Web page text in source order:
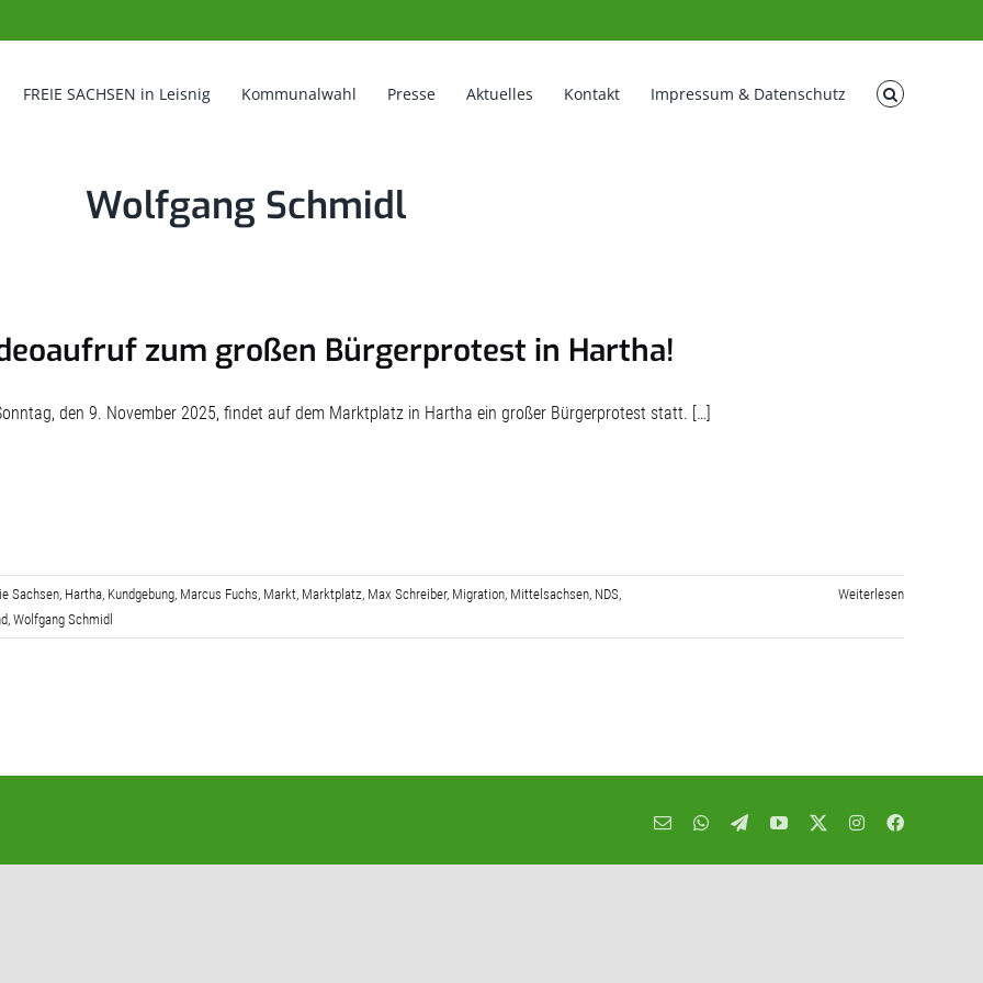
FREIE SACHSEN in Leisnig Kommunalwahl Presse Aktuelles Kontakt Impressum & Datenschutz
Wolfgang Schmidl
zum großen Bürgerprotest in Hartha!
den 9. November 2025, findet auf dem Marktplatz in Hartha ein großer Bürgerprotest statt. […]
Sachsen, Hartha, Kundgebung, Marcus Fuchs, Markt, Marktplatz, Max Schreiber, Migration, Mittelsachsen, NDS,
, Wolfgang Schmidl
Weiterlesen
E-
WhatsApp
TelegramYouTube InstagramFacebook